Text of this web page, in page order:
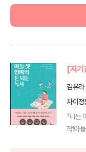
[자
김유라
차이정
『나는
작!아